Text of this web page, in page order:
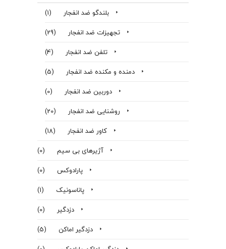
بلندگو ضد انفجار
(1)
تجهیزات ضد انفجار
(29)
تلفن ضد انفجار
(4)
دمنده و مکنده ضد انفجار
(5)
دوربین ضد انفجار
(0)
روشنایی ضد انفجار
(20)
کاور ضد انفجار
(18)
آژیرهای بی سیم
(0)
پارادوکس
(0)
پاناسونیک
(1)
دزدگیر
(0)
دزدگیر اماکن
(5)